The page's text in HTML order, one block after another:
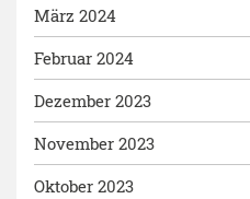
März 2024
Februar 2024
Dezember 2023
November 2023
Oktober 2023